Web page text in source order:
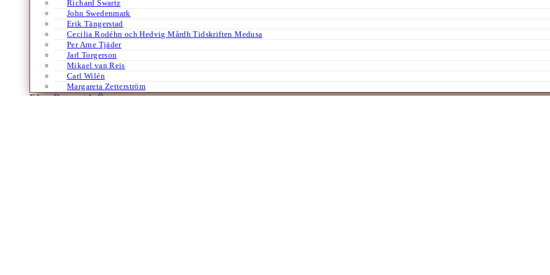
Richard Swartz
John Swedenmark
Erik Tängerstad
Cecilia Rodéhn och Hedvig Mårdh Tidskriften Medusa
Per Arne Tjäder
Jarl Torgerson
Mikael van Reis
Carl Wilén
Margareta Zetterström
Efter:Datum /A-Ö